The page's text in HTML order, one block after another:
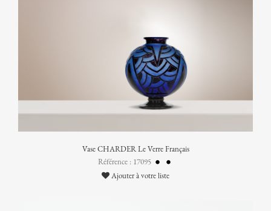
Vase CHARDER Le Verre Français
Référence : 17095
Ajouter à votre liste